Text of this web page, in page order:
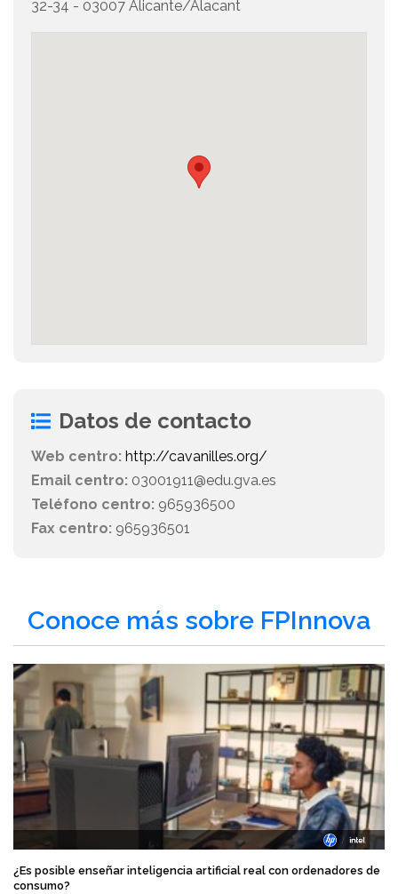
32-34 - 03007 Alicante/Alacant
Datos de contacto
Web centro: http://cavanilles.org/
Email centro: 03001911@edu.gva.es
Teléfono centro: 965936500
Fax centro: 965936501
Conoce más sobre FPInnova
¿Es posible enseñar inteligencia artificial real con ordenadores de
consumo?